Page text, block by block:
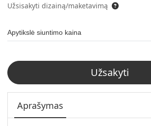
Užsisakyti dizainą/maketavimą
Apytikslė siuntimo kaina
Užsakyti
Aprašymas